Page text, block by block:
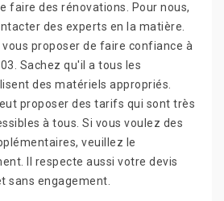
faire des rénovations. Pour nous,
des experts en la matière.
proposer de faire confiance à
Sachez qu'il a tous les
des matériels appropriés.
proposer des tarifs qui sont très
à tous. Si vous voulez des
veuillez le
Il respecte aussi votre devis
sans engagement.